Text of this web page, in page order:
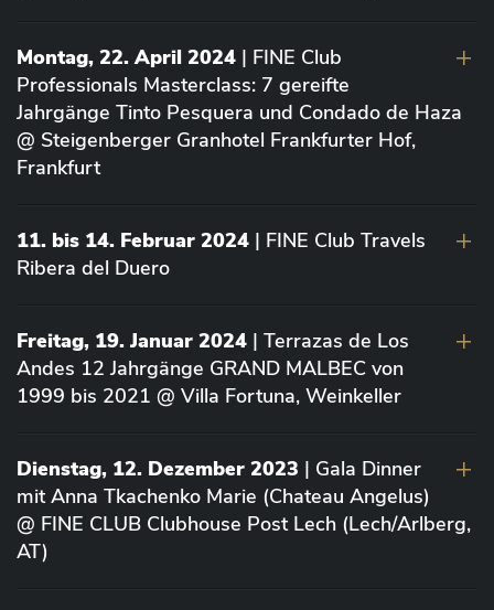
Montag, 22. April 2024 | FINE Club
Professionals Masterclass: 7 gereifte
Jahrgänge Tinto Pesquera und Condado de Haza
@ Steigenberger Granhotel Frankfurter Hof,
Frankfurt
11. bis 14. Februar 2024 | FINE Club Travels
Ribera del Duero
Freitag, 19. Januar 2024 | Terrazas de Los
Andes 12 Jahrgänge GRAND MALBEC von
1999 bis 2021 @ Villa Fortuna, Weinkeller
Dienstag, 12. Dezember 2023 | Gala Dinner
mit Anna Tkachenko Marie (Chateau Angelus)
@ FINE CLUB Clubhouse Post Lech (Lech/Arlberg,
AT)